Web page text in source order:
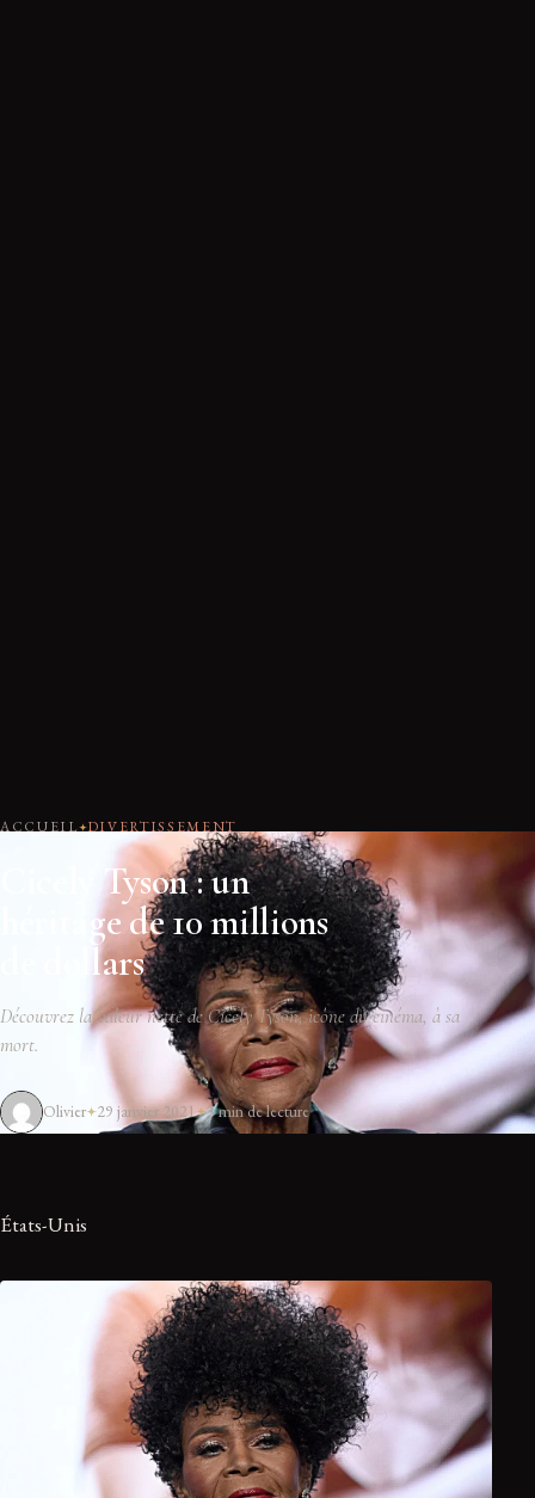
ACCUEIL DIVERTISSEMENT
Cicely Tyson : un
héritage de 10 millions
de dollars
Découvrez la valeur nette de Cicely Tyson, icône du cinéma, à sa
mort.
Olivier 29 janvier 2021 3 min de lecture
États-Unis